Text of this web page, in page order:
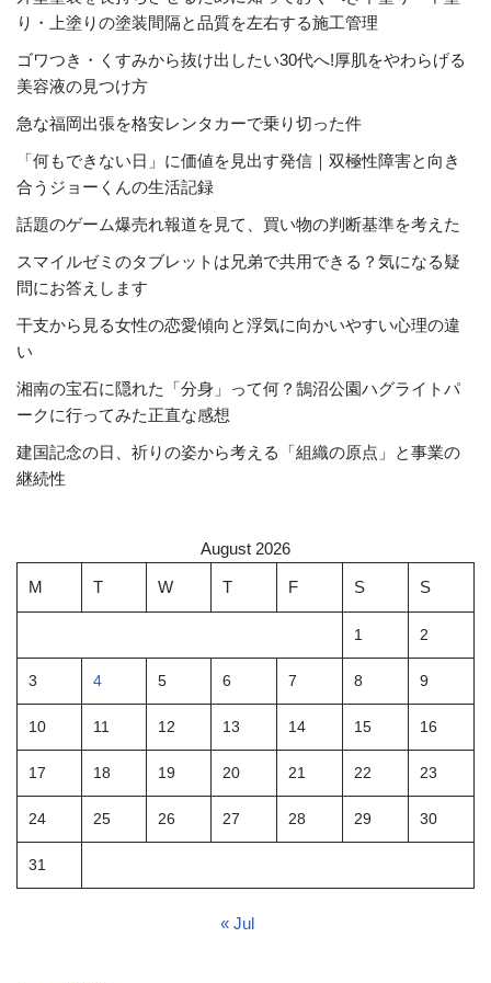
り・上塗りの塗装間隔と品質を左右する施工管理
ゴワつき・くすみから抜け出したい30代へ!厚肌をやわらげる
美容液の見つけ方
急な福岡出張を格安レンタカーで乗り切った件
「何もできない日」に価値を見出す発信｜双極性障害と向き
合うジョーくんの生活記録
話題のゲーム爆売れ報道を見て、買い物の判断基準を考えた
スマイルゼミのタブレットは兄弟で共用できる？気になる疑
問にお答えします
干支から見る女性の恋愛傾向と浮気に向かいやすい心理の違
い
湘南の宝石に隠れた「分身」って何？鵠沼公園ハグライトパ
ークに行ってみた正直な感想
建国記念の日、祈りの姿から考える「組織の原点」と事業の
継続性
August 2026
M T W T F S S
1 2
3 4 5 6 7 8 9
10 11 12 13 14 15 16
17 18 19 20 21 22 23
24 25 26 27 28 29 30
31
« Jul